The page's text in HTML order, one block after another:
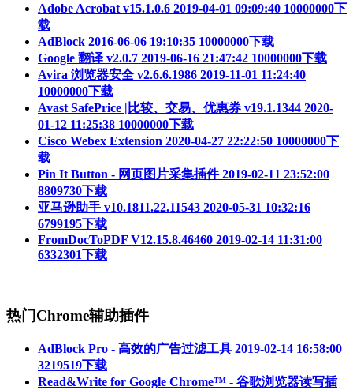
Adobe Acrobat v15.1.0.6 2019-04-01 09:09:40 10000000下
载
AdBlock 2016-06-06 19:10:35 10000000下载
Google 翻译 v2.0.7 2019-06-16 21:47:42 10000000下载
Avira 浏览器安全 v2.6.6.1986 2019-11-01 11:24:40
10000000下载
Avast SafePrice |比较、交易、优惠券 v19.1.1344 2020-
01-12 11:25:38 10000000下载
Cisco Webex Extension 2020-04-27 22:22:50 10000000下
载
Pin It Button - 网页图片采集插件 2019-02-11 23:52:00
8809730下载
亚马逊助手 v10.1811.22.11543 2020-05-31 10:32:16
6799195下载
FromDocToPDF V12.15.8.46460 2019-02-14 11:31:00
6332301下载
热门Chrome辅助插件
AdBlock Pro - 高效的广告过滤工具 2019-02-14 16:58:00
3219519下载
Read&Write for Google Chrome™ - 谷歌浏览器读写插